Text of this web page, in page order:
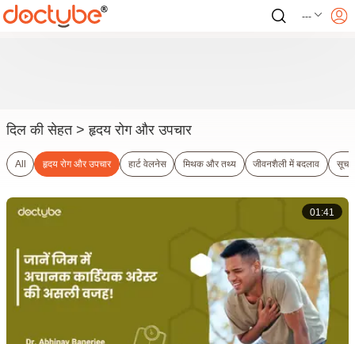
---
दिल की सेहत> हृदय रोग और उपचार
All हृदय रोग और उपचार हार्ट वेलनेस मिथक और तथ्य जीवनशैली में बदलाव
01:41